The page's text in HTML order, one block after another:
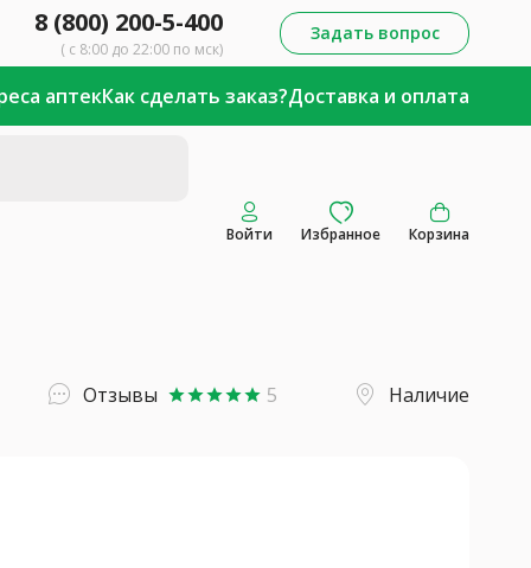
8 (800) 200-5-400
( с 8:00 до 22:00 по мск)
Задать вопрос
аптекКак сделать заказ?Доставка и оплата
Войти Избранное Корзина
Отзывы starstarstarstarstar 5 Наличие